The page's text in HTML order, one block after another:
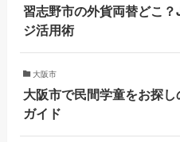
習志野市の外貨両替どこ
ジ活用術
大阪市
大阪市で民間学童をお探
ガイド